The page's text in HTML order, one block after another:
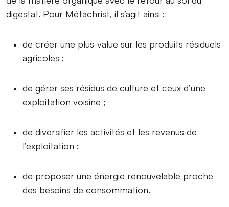
digestat. Pour Métachrist, il s’agit ainsi :
de créer une plus-value sur les produits résiduels
agricoles ;
de gérer ses résidus de culture et ceux d’une
exploitation voisine ;
de diversifier les activités et les revenus de
l’exploitation ;
de proposer une énergie renouvelable proche
des besoins de consommation.